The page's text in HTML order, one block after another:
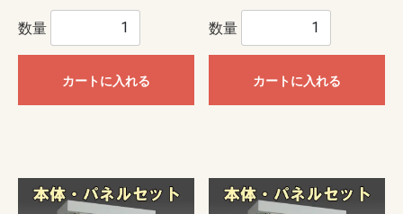
数量
カートに入れる
数量
カートに入れる